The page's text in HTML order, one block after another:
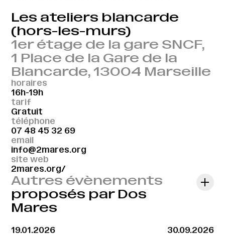
Les ateliers blancarde
(hors-les-murs)
1er étage de la gare SNCF,
1 Place de la Gare de la
Blancarde, 13004 Marseille
horaires
16h-19h
tarif
Gratuit
téléphone
07 48 45 32 69
email
info@2mares.org
site web
2mares.org/
Autres évènements
proposés par Dos
Mares
19.01.2026
30.09.2026